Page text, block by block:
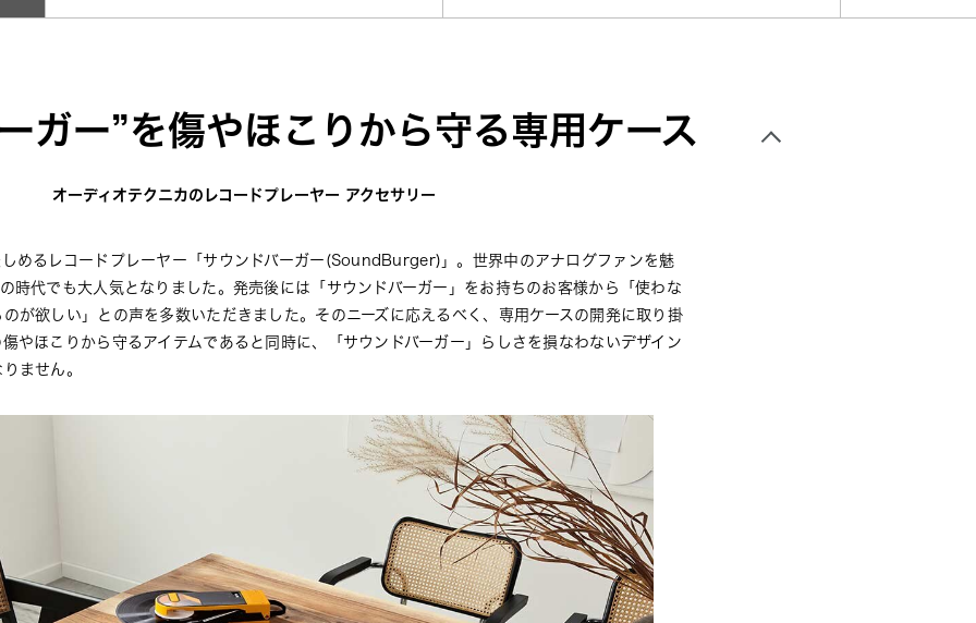
ガー”を傷やほこりから守る専用ケース
オーディオテクニカのレコードプレーヤー アクセサリー
めるレコードプレーヤー「サウンドバーガー(SoundBurger)」。 世界中のアナログファンを魅
時代でも大人気となりました。発売後には「サウンドバーガー」をお持ちのお客様から「使わな
が欲しい」との声を多数いただきました。そのニーズに応えるべく、専用ケースの開発に取り掛
やほこりから守るアイテムであると同時に、「サウンドバーガー」らしさを損なわないデザイン
ません。